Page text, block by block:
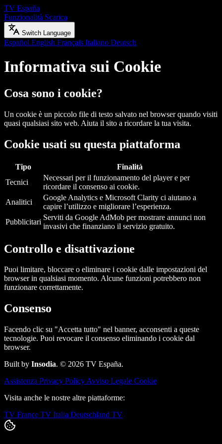
TV España
Funzionalità Scarica
Switch Language
Español English Français Italiano Deutsch
Informativa sui Cookie
Cosa sono i cookie?
Un cookie è un piccolo file di testo salvato nel browser quando visiti
quasi qualsiasi sito web. Aiuta il sito a ricordare la tua visita.
Cookie usati su questa piattaforma
Tipo
Finalità
Tecnici
Necessari per il funzionamento del player e per
ricordare il consenso ai cookie.
Analitici
Google Analytics e Microsoft Clarity ci aiutano a
capire l’utilizzo e migliorare l’esperienza.
Pubblicitari
Serviti da Google AdMob per mostrare annunci non
invasivi che finanziano il servizio gratuito.
Controllo e disattivazione
Puoi limitare, bloccare o eliminare i cookie dalle impostazioni del
browser in qualsiasi momento. Alcune funzioni potrebbero non
funzionare correttamente.
Consenso
Facendo clic su "Accetta tutto" nel banner, acconsenti a queste
tecnologie. Puoi revocare il consenso eliminando i cookie dal
browser.
Built by Insodia. © 2026 TV España.
Assistenza Privacy Policy Avviso Legale Cookie
Visita anche le nostre altre piattaforme:
TV France TV Italia Deutschland TV